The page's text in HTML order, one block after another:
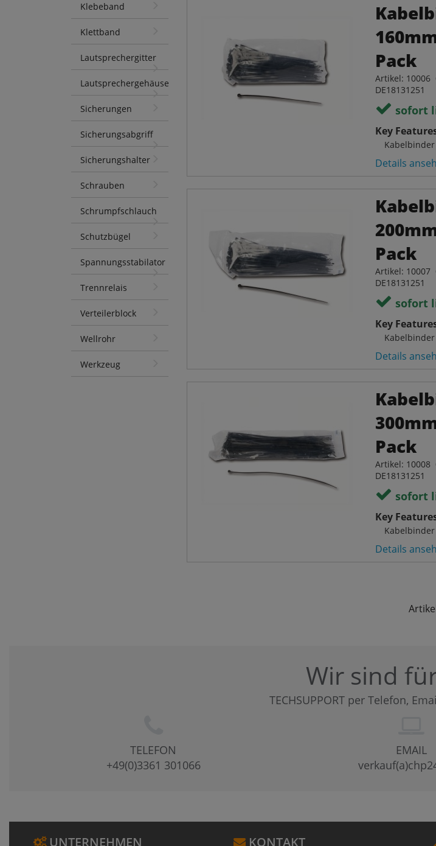
Klebeband
Klettband
Lautsprechergitter
Lautsprechergehäuse
Sicherungen
Sicherungsabgriff
Sicherungshalter
Schrauben
Schrumpfschlauch
Schutzbügel
Spannungsstabilator
Trennrelais
Verteilerblock
Wellrohr
Werkzeug
Pack
Artikel: 10006
DE18131251
sofort
Key
Details
Pack
Artikel: 10007
DE18131251
sofort
Key
Details
Pack
Artikel: 10008
DE18131251
sofort
Key
Details
Wir sind
TECHSUPPORT per Telefon,
TELEFON
+49(0)3361 301066
EMAIL
UNTERNEHMEN KONTAKT